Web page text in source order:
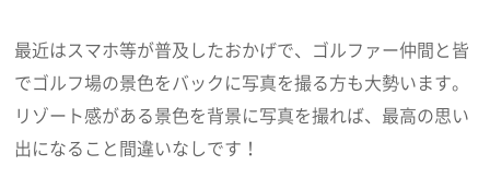
最近はスマホ等が普及したおかげで、ゴルファー仲間と皆
でゴルフ場の景色をバックに写真を撮る方も大勢います。
リゾート感がある景色を背景に写真を撮れば、最高の思い
出になること間違いなしです！